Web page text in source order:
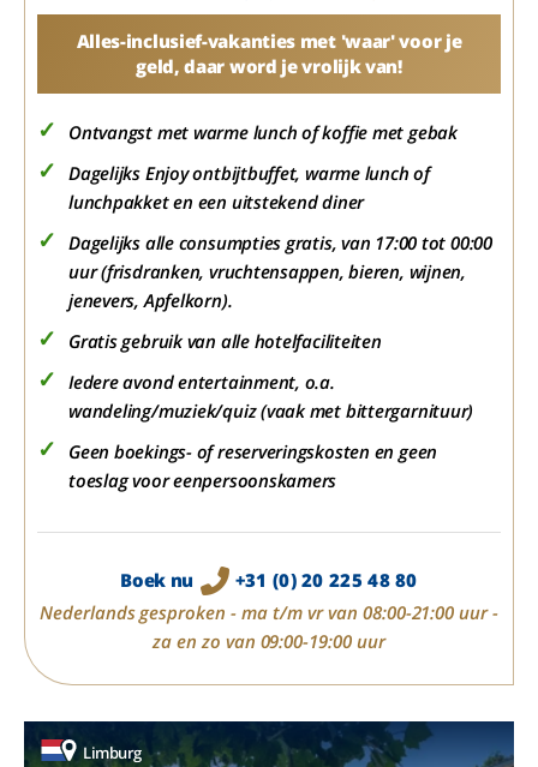
Alles-inclusief-vakanties met 'waar' voor je
geld, daar word je vrolijk van!
Ontvangst met warme lunch of koffie met gebak
Dagelijks Enjoy ontbijtbuffet, warme lunch of
lunchpakket en een uitstekend diner
Dagelijks alle consumpties gratis, van 17:00 tot 00:00
uur (frisdranken, vruchtensappen, bieren, wijnen,
jenevers, Apfelkorn).
Gratis gebruik van alle hotelfaciliteiten
Iedere avond entertainment, o.a.
wandeling/muziek/quiz (vaak met bittergarnituur)
Geen boekings- of reserveringskosten en geen
toeslag voor eenpersoonskamers
Boek nu
+31 (0) 20 225 48 80
Nederlands gesproken - ma t/m vr van 08:00-21:00 uur -
za en zo van 09:00-19:00 uur
Limburg